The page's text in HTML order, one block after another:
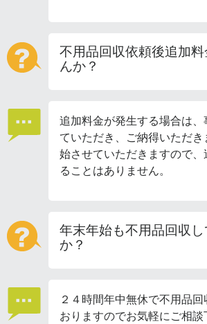
不用品回収依頼後追加
んか？
追加料金が発生する場合は
ていただき、ご納得いただ
始させていただきますので
ることはありません。
年末年始も不用品回収
か？
２４時間年中無休で不用品
おりますのでお気軽にご相談